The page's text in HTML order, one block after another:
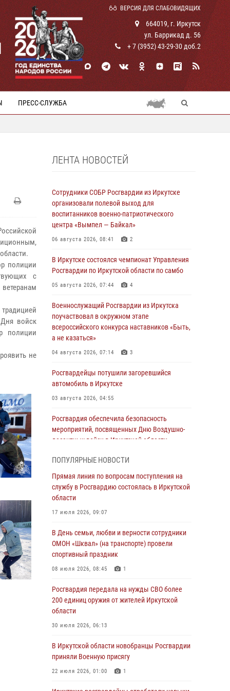
ВЕРСИЯ ДЛЯ СЛАБОВИДЯЩИХ
664019, г. Иркутск
ул. Баррикад д. 56
+ 7 (3952) 43-29-30 доб.2
ПРЕСС-СЛУЖБА
полиции
с
войск
полиции
не
ЛЕНТА НОВОСТЕЙ
Сотрудники СОБР Росгвардии из Иркутске
организовали полевой выход для
воспитанников военно-патриотического
центра «Вымпел — Байкал»
06 августа 2026, 08:41 2
В Иркутске состоялся чемпионат Управления
Росгвардии по Иркутской области по самбо
05 августа 2026, 07:44 4
Военнослужащий Росгвардии из Иркутска
поучаствовал в окружном этапе
всероссийского конкурса наставников «Быть,
а не казаться»
04 августа 2026, 07:14 3
Росгвардейцы потушили загоревшийся
автомобиль в Иркутске
03 августа 2026, 04:55
Росгвардия обеспечила безопасность
мероприятий, посвященных Дню Воздушно-
десантных войск в Иркутской области
Росгвардейцы из Братска присоединились к
донорской акции «От сердца к сердцу»
(видео)
31 июля 2026, 04:37
Сотрудники Росгвардии нашли и вернули
родственникам пропавшую пожилую
женщину в Иркутске
30 июля 2026, 07:37
Росгвардия передала на нужды СВО более
200 единиц оружия от жителей Иркутской
области
30 июля 2026, 06:13
При силовой поддержке СОБР Росгвардии в
Иркутской области провели рейды по
соблюдению миграционного
ПОПУЛЯРНЫЕ НОВОСТИ
Прямая линия по вопросам поступления на
службу в Росгвардию состоялась в Иркутской
области
17 июля 2026, 09:07
В День семьи, любви и верности сотрудники
ОМОН «Шквал» (на транспорте) провели
спортивный праздник
08 июля 2026, 08:45 1
Росгвардия передала на нужды СВО более
200 единиц оружия от жителей Иркутской
области
30 июля 2026, 06:13
В Иркутской области новобранцы Росгвардии
приняли Военную присягу
22 июля 2026, 01:00 1